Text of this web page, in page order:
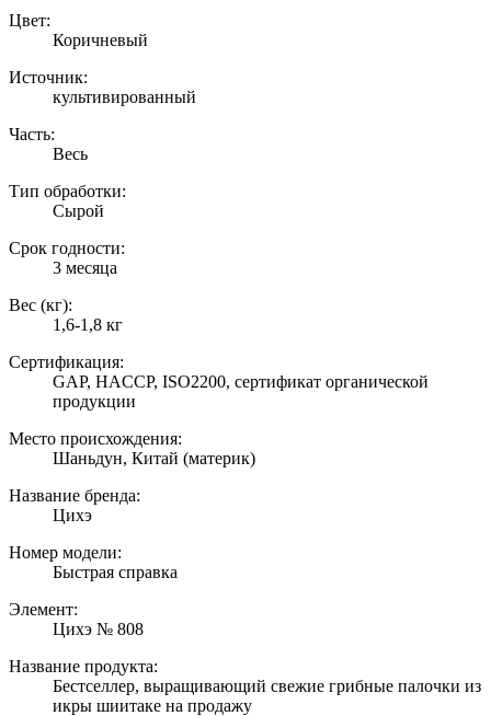
Цвет:
Коричневый
Источник:
культивированный
Часть:
Весь
Тип обработки:
Сырой
Срок годности:
3 месяца
Вес (кг):
1,6-1,8 кг
Сертификация:
GAP, HACCP, ISO2200, сертификат органической
продукции
Место происхождения:
Шаньдун, Китай (материк)
Название бренда:
Цихэ
Номер модели:
Быстрая справка
Элемент:
Цихэ № 808
Название продукта:
Бестселлер, выращивающий свежие грибные палочки из
икры шиитаке на продажу